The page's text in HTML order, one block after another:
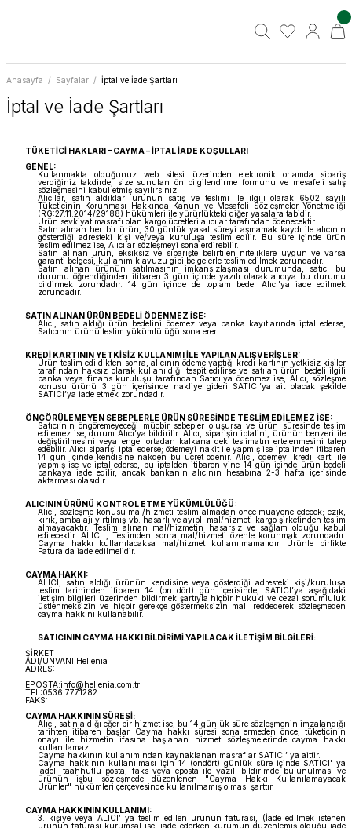
Anasayfa Sayfalar İptal ve İade Şartları
İptal ve İade Şartları
TÜKETİCİ HAKLARI – CAYMA – İPTAL İADE KOŞULLARI
GENEL:
Kullanmakta olduğunuz web sitesi üzerinden elektronik ortamda sipariş
verdiğiniz takdirde, size sunulan ön bilgilendirme formunu ve mesafeli satış
sözleşmesini kabul etmiş sayılırsınız.
Alıcılar, satın aldıkları ürünün satış ve teslimi ile ilgili olarak 6502 sayılı
Tüketicinin Korunması Hakkında Kanun ve Mesafeli Sözleşmeler Yönetmeliği
(RG:27.11.2014/29188) hükümleri ile yürürlükteki diğer yasalara tabidir.
Ürün sevkiyat masrafı olan kargo ücretleri alıcılar tarafından ödenecektir.
Satın alınan her bir ürün, 30 günlük yasal süreyi aşmamak kaydı ile alıcının
gösterdiği adresteki kişi ve/veya kuruluşa teslim edilir. Bu süre içinde ürün
teslim edilmez ise, Alıcılar sözleşmeyi sona erdirebilir.
Satın alınan ürün, eksiksiz ve siparişte belirtilen niteliklere uygun ve varsa
garanti belgesi, kullanım klavuzu gibi belgelerle teslim edilmek zorundadır.
Satın alınan ürünün satılmasının imkansızlaşması durumunda, satıcı bu
durumu öğrendiğinden itibaren 3 gün içinde yazılı olarak alıcıya bu durumu
bildirmek zorundadır. 14 gün içinde de toplam bedel Alıcı’ya iade edilmek
zorundadır.
SATIN ALINAN ÜRÜN BEDELİ ÖDENMEZ İSE:
Alıcı, satın aldığı ürün bedelini ödemez veya banka kayıtlarında iptal ederse,
Satıcının ürünü teslim yükümlülüğü sona erer.
KREDİ KARTININ YETKİSİZ KULLANIMI İLE YAPILAN ALIŞVERİŞLER:
Ürün teslim edildikten sonra, alıcının ödeme yaptığı kredi kartının yetkisiz kişiler
tarafından haksız olarak kullanıldığı tespit edilirse ve satılan ürün bedeli ilgili
banka veya finans kuruluşu tarafından Satıcı'ya ödenmez ise, Alıcı, sözleşme
konusu ürünü 3 gün içerisinde nakliye gideri SATICI’ya ait olacak şekilde
SATICI’ya iade etmek zorundadır.
ÖNGÖRÜLEMEYEN SEBEPLERLE ÜRÜN SÜRESİNDE TESLİM EDİLEMEZ İSE:
Satıcı’nın öngöremeyeceği mücbir sebepler oluşursa ve ürün süresinde teslim
edilemez ise, durum Alıcı’ya bildirilir. Alıcı, siparişin iptalini, ürünün benzeri ile
değiştirilmesini veya engel ortadan kalkana dek teslimatın ertelenmesini talep
edebilir. Alıcı siparişi iptal ederse; ödemeyi nakit ile yapmış ise iptalinden itibaren
14 gün içinde kendisine nakden bu ücret ödenir. Alıcı, ödemeyi kredi kartı ile
yapmış ise ve iptal ederse, bu iptalden itibaren yine 14 gün içinde ürün bedeli
bankaya iade edilir, ancak bankanın alıcının hesabına 2-3 hafta içerisinde
aktarması olasıdır.
ALICININ ÜRÜNÜ KONTROL ETME YÜKÜMLÜLÜĞÜ:
Alıcı, sözleşme konusu mal/hizmeti teslim almadan önce muayene edecek; ezik,
kırık, ambalajı yırtılmış vb. hasarlı ve ayıplı mal/hizmeti kargo şirketinden teslim
almayacaktır. Teslim alınan mal/hizmetin hasarsız ve sağlam olduğu kabul
edilecektir. ALICI , Teslimden sonra mal/hizmeti özenle korunmak zorundadır.
Cayma hakkı kullanılacaksa mal/hizmet kullanılmamalıdır. Ürünle birlikte
Fatura da iade edilmelidir.
CAYMA HAKKI:
ALICI; satın aldığı ürünün kendisine veya gösterdiği adresteki kişi/kuruluşa
teslim tarihinden itibaren 14 (on dört) gün içerisinde, SATICI’ya aşağıdaki
iletişim bilgileri üzerinden bildirmek şartıyla hiçbir hukuki ve cezai sorumluluk
üstlenmeksizin ve hiçbir gerekçe göstermeksizin malı reddederek sözleşmeden
cayma hakkını kullanabilir.
SATICININ CAYMA HAKKI BİLDİRİMİ YAPILACAK İLETİŞİM BİLGİLERİ:
ŞİRKET
ADI/UNVANI:Hellenia
ADRES:
EPOSTA:info@hellenia.com.tr
TEL:0536 7771282
FAKS:
CAYMA HAKKININ SÜRESİ:
Alıcı, satın aldığı eğer bir hizmet ise, bu 14 günlük süre sözleşmenin imzalandığı
tarihten itibaren başlar. Cayma hakkı süresi sona ermeden önce, tüketicinin
onayı ile hizmetin ifasına başlanan hizmet sözleşmelerinde cayma hakkı
kullanılamaz.
Cayma hakkının kullanımından kaynaklanan masraflar SATICI’ ya aittir.
Cayma hakkının kullanılması için 14 (ondört) günlük süre içinde SATICI' ya
iadeli taahhütlü posta, faks veya eposta ile yazılı bildirimde bulunulması ve
ürünün işbu sözleşmede düzenlenen "Cayma Hakkı Kullanılamayacak
Ürünler" hükümleri çerçevesinde kullanılmamış olması şarttır.
CAYMA HAKKININ KULLANIMI:
3. kişiye veya ALICI’ ya teslim edilen ürünün faturası, (İade edilmek istenen
ürünün faturası kurumsal ise, iade ederken kurumun düzenlemiş olduğu iade